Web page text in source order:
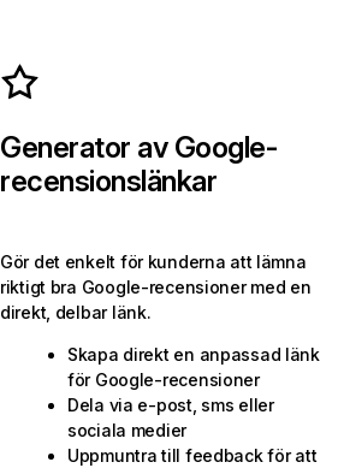
Generator av Google-
recensionslänkar
Gör det enkelt för kunderna att lämna
riktigt bra Google-recensioner med en
direkt, delbar länk.
Skapa direkt en anpassad länk
för Google-recensioner
Dela via e-post, sms eller
sociala medier
Uppmuntra till feedback för att